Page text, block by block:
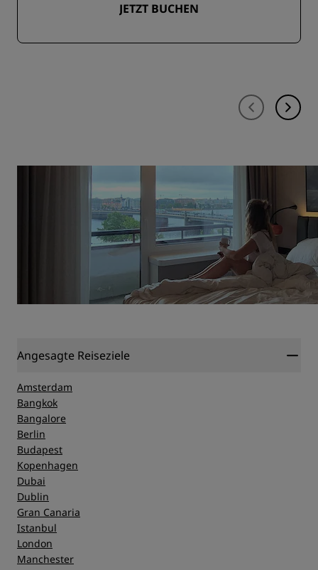
JETZT BUCHEN
Angesagte Reiseziele
Amsterdam
Bangkok
Bangalore
Berlin
Budapest
Kopenhagen
Dubai
Dublin
Gran Canaria
Istanbul
London
Manchester